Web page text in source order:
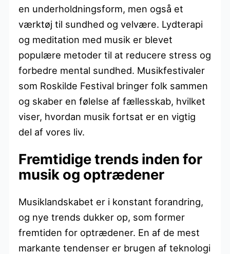
en underholdningsform, men også et
værktøj til sundhed og velvære. Lydterapi
og meditation med musik er blevet
populære metoder til at reducere stress og
forbedre mental sundhed. Musikfestivaler
som Roskilde Festival bringer folk sammen
og skaber en følelse af fællesskab, hvilket
viser, hvordan musik fortsat er en vigtig
del af vores liv.
Fremtidige trends inden for
musik og optrædener
Musiklandskabet er i konstant forandring,
og nye trends dukker op, som former
fremtiden for optrædener. En af de mest
markante tendenser er brugen af teknologi